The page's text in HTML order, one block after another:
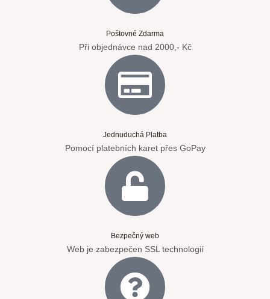
Poštovné Zdarma
Při objednávce nad 2000,- Kč
Jednuduchá Platba
Pomocí platebních karet přes GoPay
Bezpečný web
Web je zabezpečen SSL technologií